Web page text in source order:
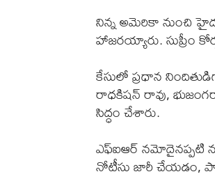
నిన్న అమెరికా నుంచి
హాజరయ్యారు. సుప్రీం
కేసులో ప్రధాన
రాధకిషన్ రావు,
సిద్ధం చేశారు.
ఎఫ్‌ఐఆర్ నమోదైనప్పటి
నోటీసు జారీ చేయడం,